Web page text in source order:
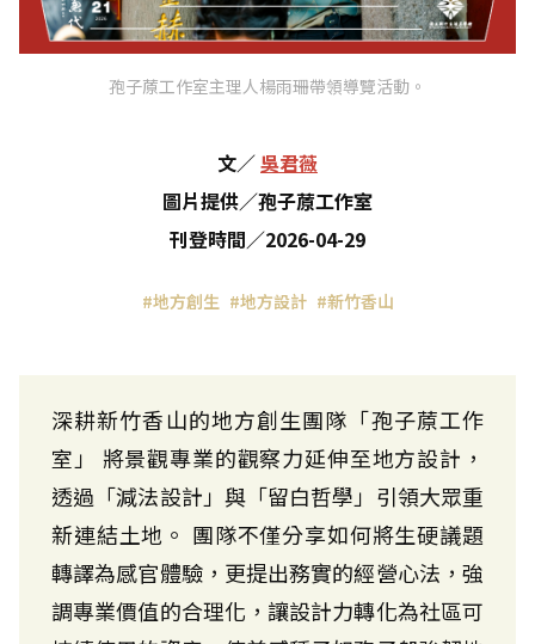
孢子蒝工作室主理人楊雨珊帶領導覽活動。
文／吳君薇
圖片提供／孢子蒝工作室
刊登時間／2026-04-29
#地方創生 #地方設計 #新竹香山
深耕新竹香山的地方創生團隊「孢子蒝工作
室」 將景觀專業的觀察力延伸至地方設計，
透過「減法設計」與「留白哲學」引領大眾重
新連結土地。 團隊不僅分享如何將生硬議題
轉譯為感官體驗，更提出務實的經營心法，強
調專業價值的合理化，讓設計力轉化為社區可